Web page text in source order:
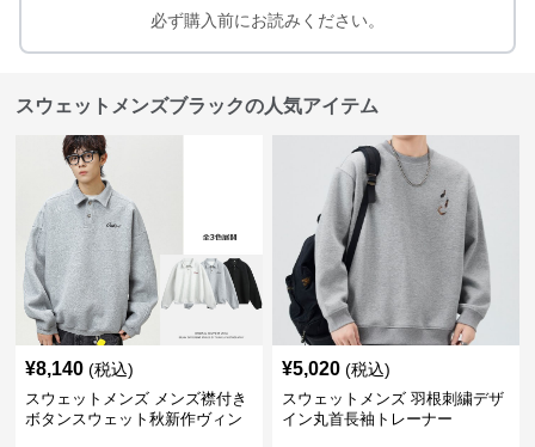
必ず購入前にお読みください。
スウェットメンズブラックの人気アイテム
¥8,140 (税込)
スウェットメンズ メンズ襟付き
ボタンスウェット秋新作ヴィン
¥5,020 (税込)
スウェットメンズ 羽根刺繍デザ
イン丸首長袖トレーナー